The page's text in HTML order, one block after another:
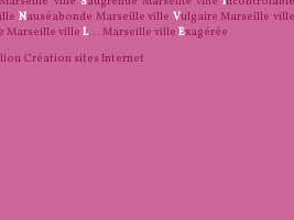
Nauséabonde Marseille ville Vulgaire Marseille
Marseille ville L... Marseille ville Exagérée
Création sites Internet